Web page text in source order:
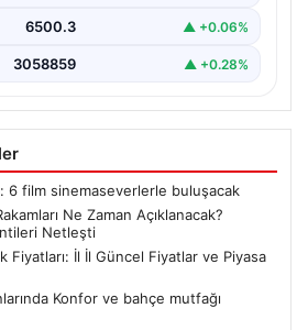
6500.3 ▲ +0.06%
3058859 ▲ +0.28%
6 film sinemaseverlerle buluşacak
Ne Zaman Açıklanacak?
Netleşti
Fiyatları: İl İl Güncel Fiyatlar ve Piyasa
Konfor ve bahçe mutfağı